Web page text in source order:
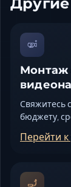
Монтаж
Свяжитесь
бюджету,
Перейти к